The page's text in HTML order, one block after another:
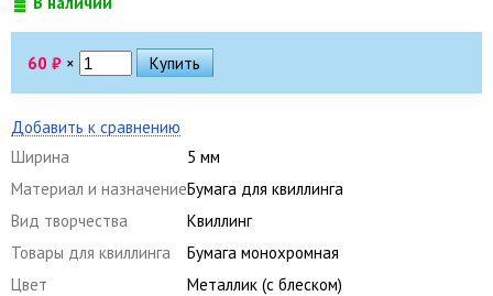
60 ₽ ×
Добавить к сравнению
Ширина
5 мм
Материал и назначениеБумага для квиллинга
Вид творчества
Квиллинг
Товары для квиллинга
Бумага монохромная
Цвет
Металлик (с блеском)